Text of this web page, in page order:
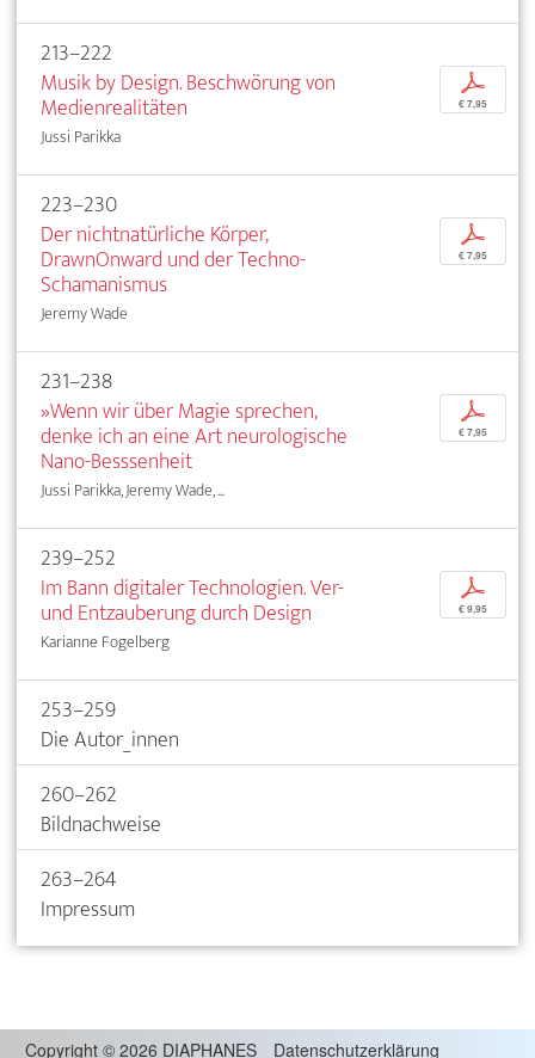
213–222
Musik by Design. Beschwörung von
Medienrealitäten
Jussi Parikka
p
€ 7,95
223–230
Der nichtnatürliche Körper,
DrawnOnward und der Techno-
Schamanismus
Jeremy Wade
p
€ 7,95
231–238
»Wenn wir über Magie sprechen,
denke ich an eine Art neurologische
Nano-Besssenheit
Jussi Parikka, Jeremy Wade, ...
p
€ 7,95
239–252
Im Bann digitaler Technologien. Ver-
und Entzauberung durch Design
Karianne Fogelberg
p
€ 9,95
253–259
Die Autor_innen
260–262
Bildnachweise
263–264
Impressum
Copyright © 2026 DIAPHANES Datenschutzerklärung